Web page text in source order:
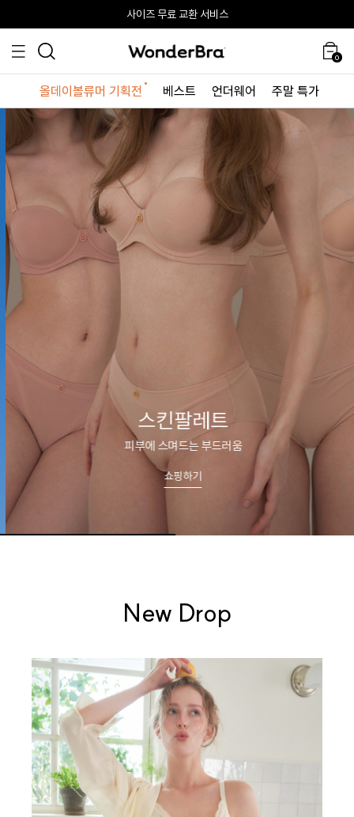
사이즈 무료 교환 서비스
올데이볼류머 기획전최대 10% 할인 쿠폰 + 사은품 증정
사이즈 무료 교환 서비스
올데이볼류머 기획전
0
올데이볼류머 기획전 베스트 언더웨어 주말 특가
스킨팔레트
피부에 스며드는 부드러움
쇼핑하기
New Drop